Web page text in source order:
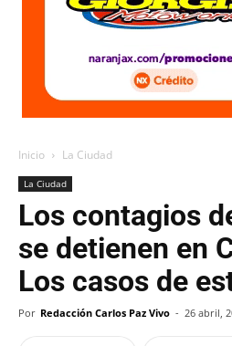
Inicio La Ciudad
La Ciudad
Los contagios
se detienen en
Los casos de
Por Redacción Carlos Paz Vivo - 26 abril,